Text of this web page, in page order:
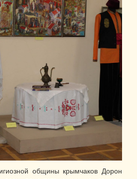
общины крымчаков Дорон